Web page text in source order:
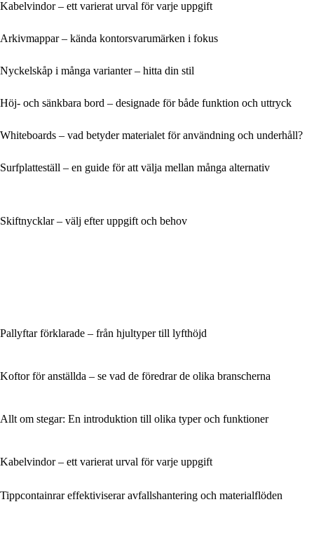
Kabelvindor – ett varierat urval för varje uppgift
Arkivmappar – kända kontorsvarumärken i fokus
Nyckelskåp i många varianter – hitta din stil
Höj- och sänkbara bord – designade för både funktion och uttryck
Whiteboards – vad betyder materialet för användning och underhåll?
Surfplatteställ – en guide för att välja mellan många alternativ
Skiftnycklar – välj efter uppgift och behov
Pallyftar förklarade – från hjultyper till lyfthöjd
Koftor för anställda – se vad de föredrar de olika branscherna
Allt om stegar: En introduktion till olika typer och funktioner
Kabelvindor – ett varierat urval för varje uppgift
Tippcontainrar effektiviserar avfallshantering och materialflöden